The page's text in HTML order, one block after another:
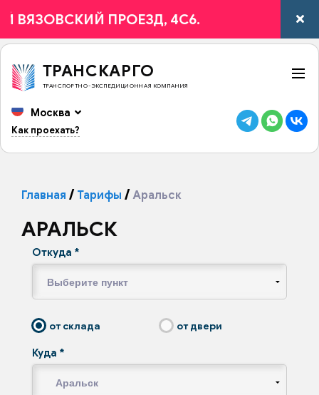
ПРОЕЗД, 4С6.
ТРАНСКАРГО
ТРАНСПОРТНО-ЭКСПЕДИЦИОННАЯ КОМПАНИЯ
Москва
Как проехать?
Главная Тарифы Аральск
АРАЛЬСК
Откуда *
от склада от двери
Куда *